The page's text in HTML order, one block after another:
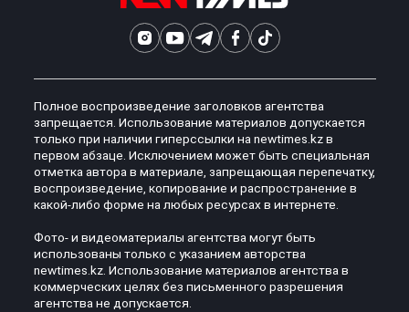
Полное воспроизведение заголовков агентства
запрещается. Использование материалов допускается
только при наличии гиперссылки на newtimes.kz в
первом абзаце. Исключением может быть специальная
отметка автора в материале, запрещающая перепечатку,
воспроизведение, копирование и распространение в
какой-либо форме на любых ресурсах в интернете.
Фото- и видеоматериалы агентства могут быть
использованы только с указанием авторства
newtimes.kz. Использование материалов агентства в
коммерческих целях без письменного разрешения
агентства не допускается.